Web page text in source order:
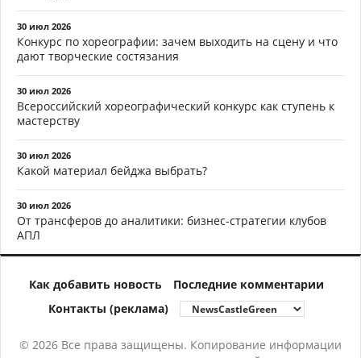
30 июл 2026
Конкурс по хореографии: зачем выходить на сцену и что
дают творческие состязания
30 июл 2026
Всероссийский хореографический конкурс как ступень к
мастерству
30 июл 2026
Какой материал бейджа выбрать?
30 июл 2026
От трансферов до аналитики: бизнес-стратегии клубов
АПЛ
Как добавить новость
Последние комментарии
Контакты (реклама)
© 2026 Все права защищены. Копирование информации